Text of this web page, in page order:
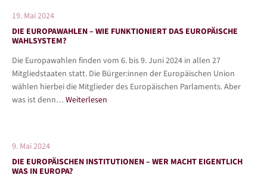
19. Mai 2024
DIE EUROPAWAHLEN – WIE FUNKTIONIERT DAS EUROPÄISCHE
WAHLSYSTEM?
Die Europawahlen finden vom 6. bis 9. Juni 2024 in allen 27
Mitgliedstaaten statt. Die Bürger:innen der Europäischen Union
wählen hierbei die Mitglieder des Europäischen Parlaments. Aber
was ist denn…Weiterlesen
9. Mai 2024
DIE EUROPÄISCHEN INSTITUTIONEN – WER MACHT EIGENTLICH
WAS IN EUROPA?